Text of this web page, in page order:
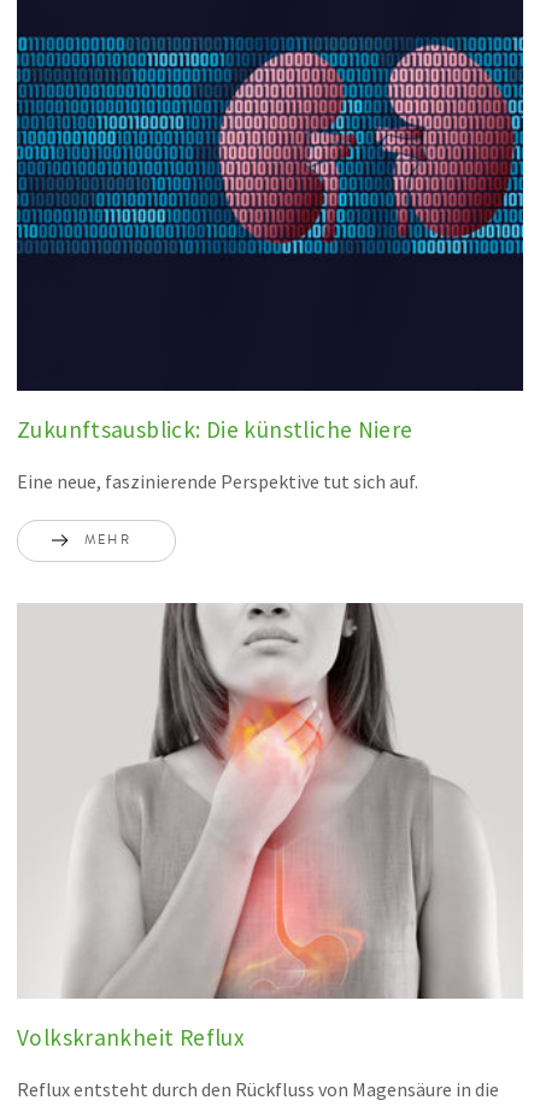
Zukunftsausblick: Die künstliche Niere
Eine neue, faszinierende Perspektive tut sich auf.
MEHR
Volkskrankheit Reflux
Reflux entsteht durch den Rückfluss von Magensäure in die